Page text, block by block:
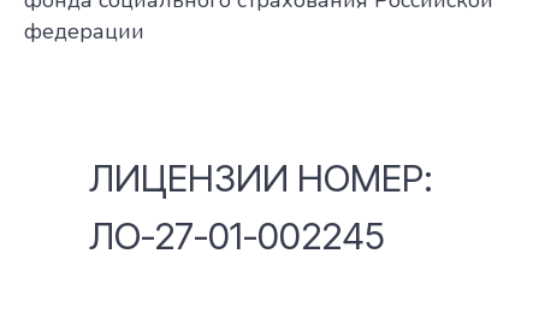
федерации
ЛИЦЕНЗИИ НОМЕР:
ЛО-27-01-002245